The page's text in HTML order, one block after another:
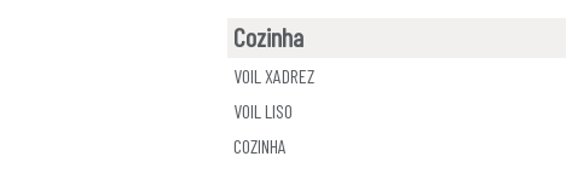
Cozinha
VOIL XADREZ
VOIL LISO
COZINHA